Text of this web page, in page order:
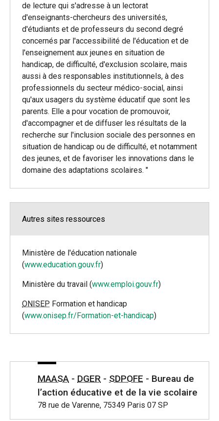
de lecture qui s'adresse à un lectorat
d'enseignants-chercheurs des universités,
d'étudiants et de professeurs du second degré
concernés par l'accessibilité de l'éducation et de
l'enseignement aux jeunes en situation de
handicap, de difficulté, d'exclusion scolaire, mais
aussi à des responsables institutionnels, à des
professionnels du secteur médico-social, ainsi
qu'aux usagers du système éducatif que sont les
parents. Elle a pour vocation de promouvoir,
d'accompagner et de diffuser les résultats de la
recherche sur l'inclusion sociale des personnes en
situation de handicap ou de difficulté, et notamment
des jeunes, et de favoriser les innovations dans le
domaine des adaptations scolaires. "
Autres sites ressources
Ministère de l'éducation nationale
(www.education.gouv.fr)
Ministère du travail (www.emploi.gouv.fr)
ONISEP Formation et handicap
(www.onisep.fr/Formation-et-handicap)
MAASA - DGER - SDPOFE - Bureau de
l’action éducative et de la vie scolaire
78 rue de Varenne, 75349 Paris 07 SP